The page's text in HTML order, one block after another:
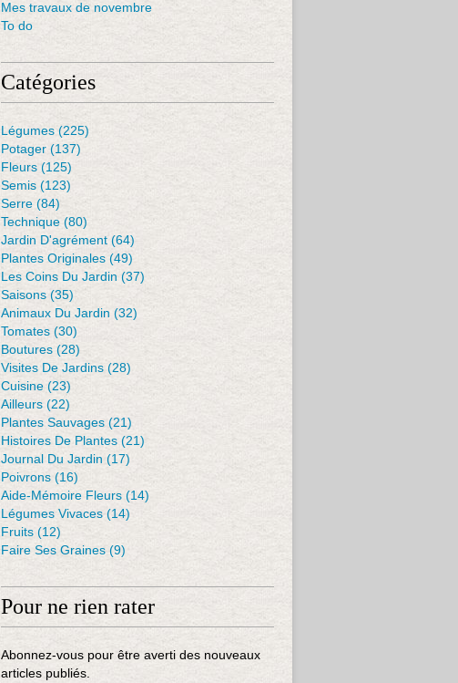
Mes travaux de novembre
To do
Catégories
Légumes (225)
Potager (137)
Fleurs (125)
Semis (123)
Serre (84)
Technique (80)
Jardin D'agrément (64)
Plantes Originales (49)
Les Coins Du Jardin (37)
Saisons (35)
Animaux Du Jardin (32)
Tomates (30)
Boutures (28)
Visites De Jardins (28)
Cuisine (23)
Ailleurs (22)
Plantes Sauvages (21)
Histoires De Plantes (21)
Journal Du Jardin (17)
Poivrons (16)
Aide-Mémoire Fleurs (14)
Légumes Vivaces(14)
Fruits (12)
Faire Ses Graines (9)
Pour ne rien rater
Abonnez-vous pour être averti des nouveaux
articles publiés.